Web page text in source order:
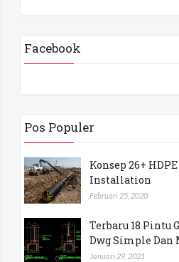
Facebook
Pos Populer
Konsep 26+
Installation
Februari 25, 2020
Terbaru 18 Pintu
Dwg Simple
Januari 29, 2021